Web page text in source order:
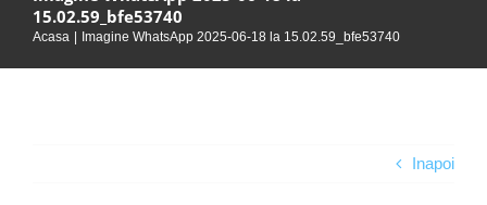
15.02.59_bfe53740
Acasa Imagine WhatsApp 2025-06-18 la 15.02.59_bfe53740
Inapoi